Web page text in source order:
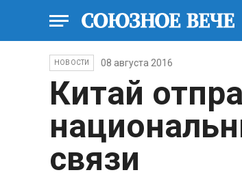
НОВОСТИ 08 августа 2016
Китай
связи